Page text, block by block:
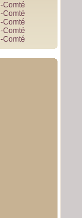
Comté
Comté
Comté
Comté
Comté